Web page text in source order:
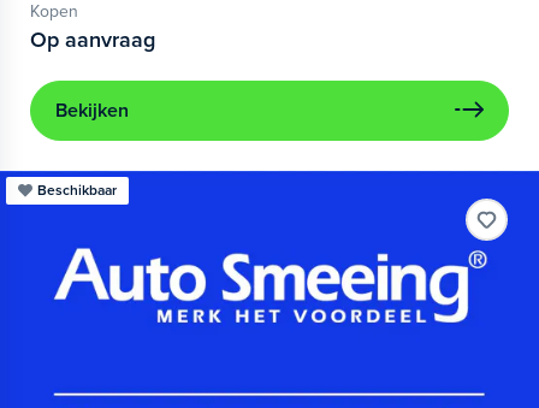
Kopen
Op aanvraag
Bekijken
Beschikbaar